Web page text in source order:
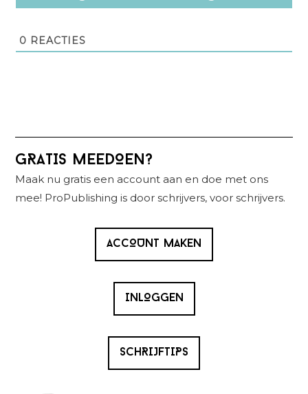
0 REACTIES
Primaire
Sidebar
GRATIS MEEDOEN?
Maak nu gratis een account aan en doe met ons
mee! ProPublishing is door schrijvers, voor schrijvers.
ACCOUNT MAKEN
INLOGGEN
SCHRIJFTIPS